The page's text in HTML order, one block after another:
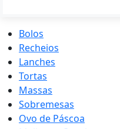
Bolos
Recheios
Lanches
Tortas
Massas
Sobremesas
Ovo de Páscoa